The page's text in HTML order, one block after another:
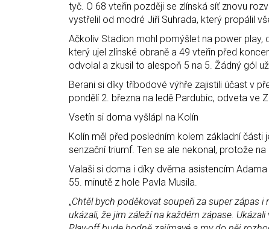
tyč. O 68 vteřin později se zlínská síť znovu
vystřelil od modré Jiří Suhrada, který propálil
Ačkoliv Stadion mohl pomýšlet na power play,
který ujel zlínské obraně a 49 vteřin před
odvolal a zkusil to alespoň 5 na 5. Žádný gól
Berani si díky tříbodové výhře zajistili účast v
pondělí 2. března na ledě Pardubic, odveta ve
Vsetín si doma vyšlápl na Kolín
Kolín měl před posledním kolem základní části
senzační triumf. Ten se ale nekonal, protože
Valaši si doma i díky dvěma asistencím
55. minutě z hole Pavla Musila.
„Chtěl bych poděkovat soupeři za super zápas
ukázali, že jim záleží na každém zápase.